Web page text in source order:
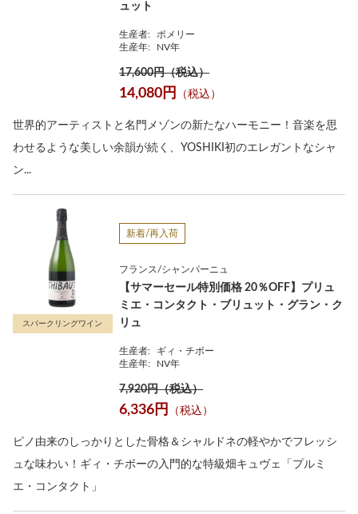
ュット
生産者:
ポメリー
生産年:
NV年
17,600円（税込）
14,080円 （税込）
世界的アーティストと名門メゾンの新たなハーモニー！音楽を思
わせるような美しい余韻が続く、YOSHIKI初のエレガントなシャ
ン...
スパークリングワイン
新着/再入荷
フランス/シャンパーニュ
【サマーセール特別価格 20％OFF】プリュ
ミエ・コンタクト・ブリュット・グラン・ク
リュ
生産者:
ギィ・チボー
生産年:
NV年
7,920円（税込）
6,336円 （税込）
ピノ由来のしっかりとした骨格＆シャルドネの軽やかでフレッシ
ュな味わい！ギィ・チボーの入門的な特級畑キュヴェ「プルミ
エ・コンタクト」